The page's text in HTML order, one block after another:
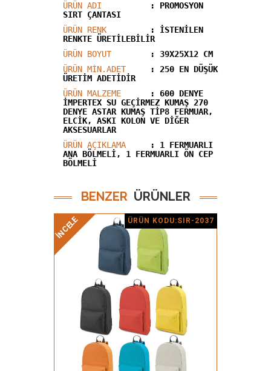
ÜRÜN ADI
: PROMOSYON
SIRT ÇANTASI
ÜRÜN RENK
: İSTENİLEN
RENKTE ÜRETİLEBİLİR
ÜRÜN BOYUT
: 39X25X12 CM
ÜRÜN MİN.ADET
: 250 EN DÜŞÜK
ÜRETİM ADETİDİR
ÜRÜN MALZEME
: 600 DENYE
İMPERTEX SU GEÇİRMEZ KUMAŞ 270
DENYE ASTAR KUMAŞ TİP8 FERMUAR,
ELCİK, ASKI KOLON VE DİĞER
AKSESUARLAR
ÜRÜN AÇIKLAMA
: 1 FERMUARLI
ANA BÖLMELİ, 1 FERMUARLI ÖN CEP
BÖLMELİ
BENZER ÜRÜNLER
İNCELE ÜRÜN KODU:SIR-2037
Ürün Detay